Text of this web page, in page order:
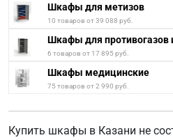
Шкафы для метизов
10 товаров от 39 088 руб.
Шкафы для противогазов
6 товаров от 17 895 руб.
Шкафы медицинские
75 товаров от 2 990 руб.
Купить шкафы в Казани не